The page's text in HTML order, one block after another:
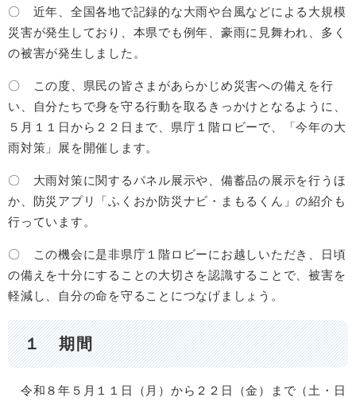
〇 近年、全国各地で記録的な大雨や台風などによる大規模
災害が発生しており、本県でも例年、豪雨に見舞われ、多く
の被害が発生しました。
〇 この度、県民の皆さまがあらかじめ災害への備えを行
い、自分たちで身を守る行動を取るきっかけとなるように、
５月１１日から２２日まで、県庁１階ロビーで、「今年の大
雨対策」展を開催します。
〇 大雨対策に関するパネル展示や、備蓄品の展示を行うほ
か、防災アプリ「ふくおか防災ナビ・まもるくん」の紹介も
行っています。
〇 この機会に是非県庁１階ロビーにお越しいただき、日頃
の備えを十分にすることの大切さを認識することで、被害を
軽減し、自分の命を守ることにつなげましょう。
１ 期間
令和８年５月１１日（月）から２２日（金）まで（土・日